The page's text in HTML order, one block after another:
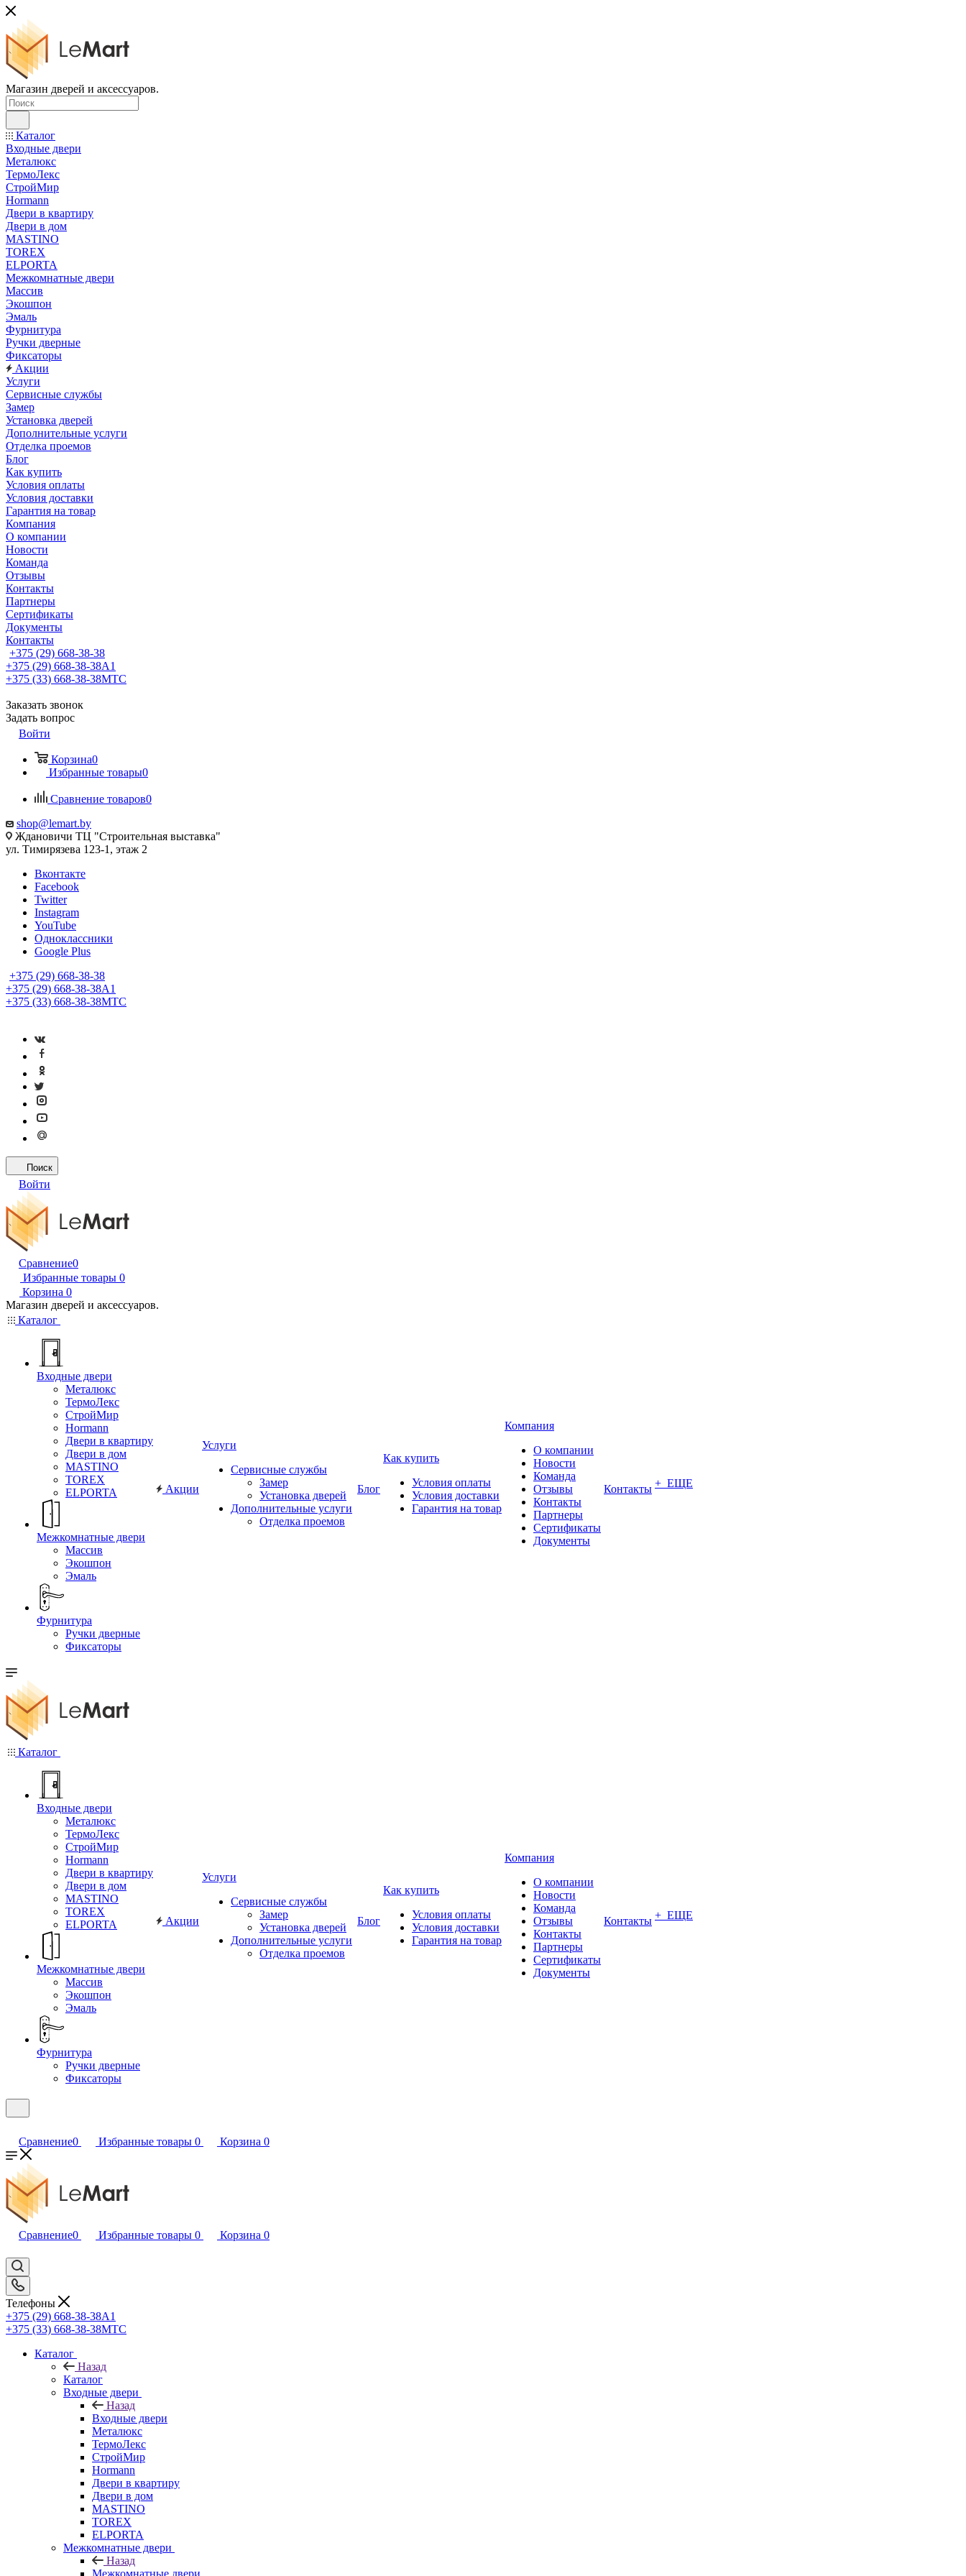
Магазин дверей и аксессуаров.
Каталог
Входные двери
Металюкс
ТермоЛекс
СтройМир
Hormann
Двери в квартиру
Двери в дом
MASTINO
TOREX
ELPORTA
Межкомнатные двери
Массив
Экошпон
Эмаль
Фурнитура
Ручки дверные
Фиксаторы
Акции
Услуги
Сервисные службы
Замер
Установка дверей
Дополнительные услуги
Отделка проемов
Блог
Как купить
Условия оплаты
Условия доставки
Гарантия на товар
Компания
О компании
Новости
Команда
Отзывы
Контакты
Партнеры
Сертификаты
Документы
Контакты
+375 (29) 668-38-38
+375 (29) 668-38-38A1
+375 (33) 668-38-38МТС
Заказать звонок
Задать вопрос
Войти
Корзина0
Избранные товары0
Сравнение товаров0
shop@lemart.by
Ждановичи ТЦ "Строительная выставка"
ул. Тимирязева 123-1, этаж 2
Вконтакте
Facebook
Twitter
Instagram
YouTube
Одноклассники
Google Plus
+375 (29) 668-38-38
+375 (29) 668-38-38A1
+375 (33) 668-38-38МТС
Поиск
Войти
Сравнение0
Избранные товары 0
Корзина 0
Магазин дверей и аксессуаров.
Каталог
Входные двери
Металюкс
ТермоЛекс
СтройМир
Hormann
Двери в квартиру
Двери в дом
MASTINO
TOREX
ELPORTA
Межкомнатные двери
Массив
Экошпон
Эмаль
Фурнитура
Ручки дверные
Фиксаторы
Акции
Услуги
Сервисные службы
Замер
Установка дверей
Дополнительные услуги
Отделка проемов
Блог
Как купить
Условия оплаты
Условия доставки
Гарантия на товар
Компания
О компании
Новости
Команда
Отзывы
Контакты
Партнеры
Сертификаты
Документы
Контакты + ЕЩЕ
Каталог
Входные двери
Металюкс
ТермоЛекс
СтройМир
Hormann
Двери в квартиру
Двери в дом
MASTINO
TOREX
ELPORTA
Межкомнатные двери
Массив
Экошпон
Эмаль
Фурнитура
Ручки дверные
Фиксаторы
Акции
Услуги
Сервисные службы
Замер
Установка дверей
Дополнительные услуги
Отделка проемов
Блог
Как купить
Условия оплаты
Условия доставки
Гарантия на товар
Компания
О компании
Новости
Команда
Отзывы
Контакты
Партнеры
Сертификаты
Документы
Контакты + ЕЩЕ
Сравнение0 Избранные товары 0 Корзина 0
Сравнение0 Избранные товары 0 Корзина 0
Телефоны
+375 (29) 668-38-38A1
+375 (33) 668-38-38МТС
Каталог
Назад
Каталог
Входные двери
Назад
Входные двери
Металюкс
ТермоЛекс
СтройМир
Hormann
Двери в квартиру
Двери в дом
MASTINO
TOREX
ELPORTA
Межкомнатные двери
Назад
Межкомнатные двери